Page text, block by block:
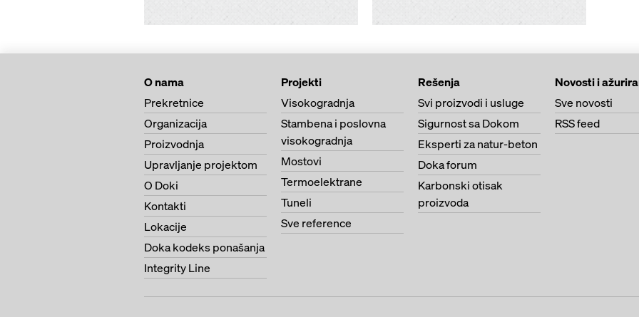
O nama
Prekretnice
Organizacija
Proizvodnja
Upravljanje projektom
O Doki
Kontakti
Lokacije
Doka kodeks ponašanja
Integrity Line
Projekti
Visokogradnja
Stambena i poslovna
visokogradnja
Mostovi
Termoelektrane
Tuneli
Sve reference
Rešenja
Svi proizvodi i usluge
Sigurnost sa Dokom
Eksperti za natur-beton
Doka forum
Karbonski otisak
proizvoda
Novosti i
Sve novosti
RSS feed